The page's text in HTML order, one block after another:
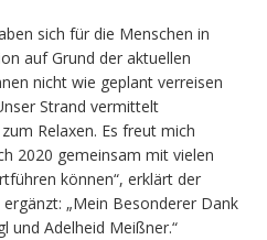
sich für die Menschen in
auf Grund der aktuellen
nicht wie geplant verreisen
Strand vermittelt
Relaxen. Es freut mich
2020 gemeinsam mit vielen
können“, erklärt der
„Mein Besonderer Dank
und Adelheid Meißner.“